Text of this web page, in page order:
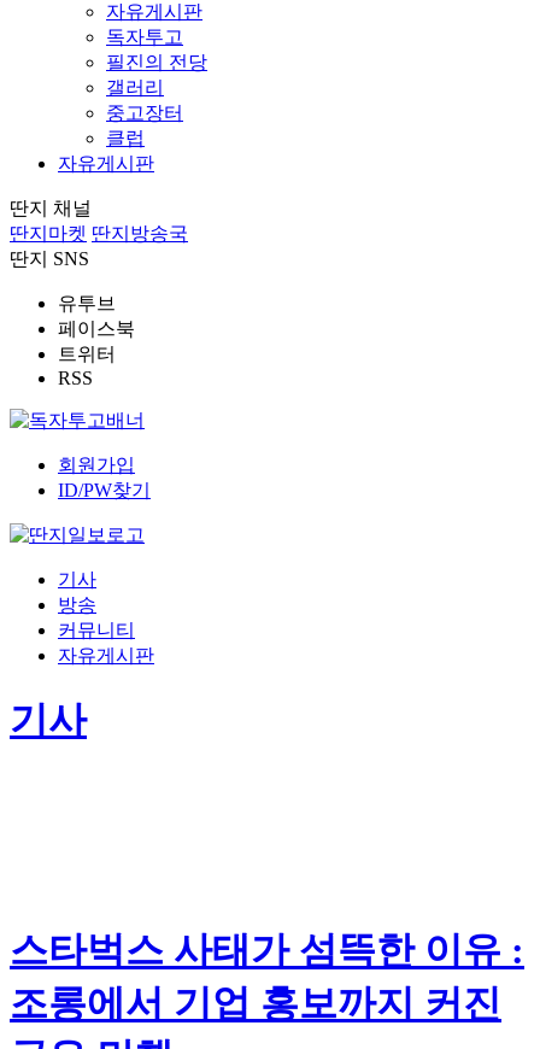
자유게시판
독자투고
필진의 전당
갤러리
중고장터
클럽
자유게시판
딴지 채널
딴지마켓 딴지방송국
딴지 SNS
유투브
페이스북
트위터
RSS
회원가입
ID/PW찾기
기사
방송
커뮤니티
자유게시판
기사
스타벅스 사태가 섬뜩한 이유 :
조롱에서 기업 홍보까지 커진